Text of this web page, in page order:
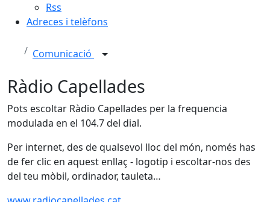
Rss
Adreces i telèfons
Comunicació
Ràdio Capellades
Pots escoltar Ràdio Capellades per la frequencia
modulada en el 104.7 del dial.
Per internet, des de qualsevol lloc del món, només has
de fer clic en aquest enllaç - logotip i escoltar-nos des
del teu mòbil, ordinador, tauleta…